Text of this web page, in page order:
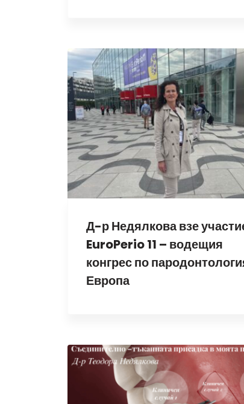
Д-р Недялкова взе
EuroPerio 11 – водещия
конгрес по
Европа